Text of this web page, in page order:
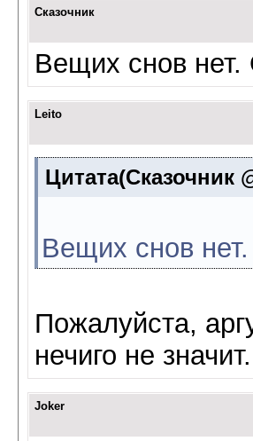
Сказочник
Вещих снов нет.
Leito
Цитата(Сказочник
Вещих снов
Пожалуйста,
нечиго не значит.
Joker